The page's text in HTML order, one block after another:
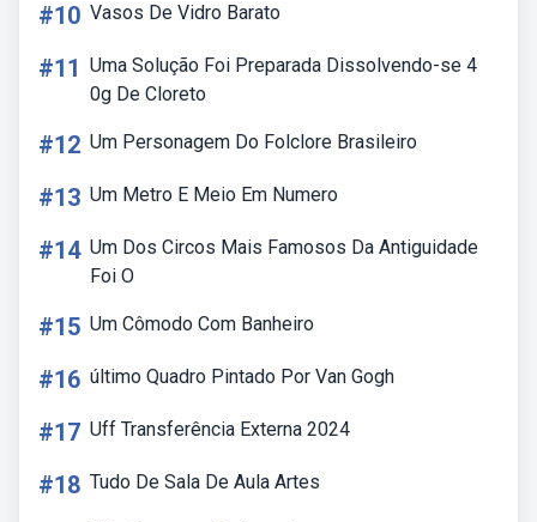
#10 Vasos De Vidro Barato
#11 Uma Solução Foi Preparada Dissolvendo-se 4
0g De Cloreto
#12 Um Personagem Do Folclore Brasileiro
#13 Um Metro E Meio Em Numero
#14 Um Dos Circos Mais Famosos Da Antiguidade
Foi O
#15 Um Cômodo Com Banheiro
#16 último Quadro Pintado Por Van Gogh
#17 Uff Transferência Externa 2024
#18 Tudo De Sala De Aula Artes